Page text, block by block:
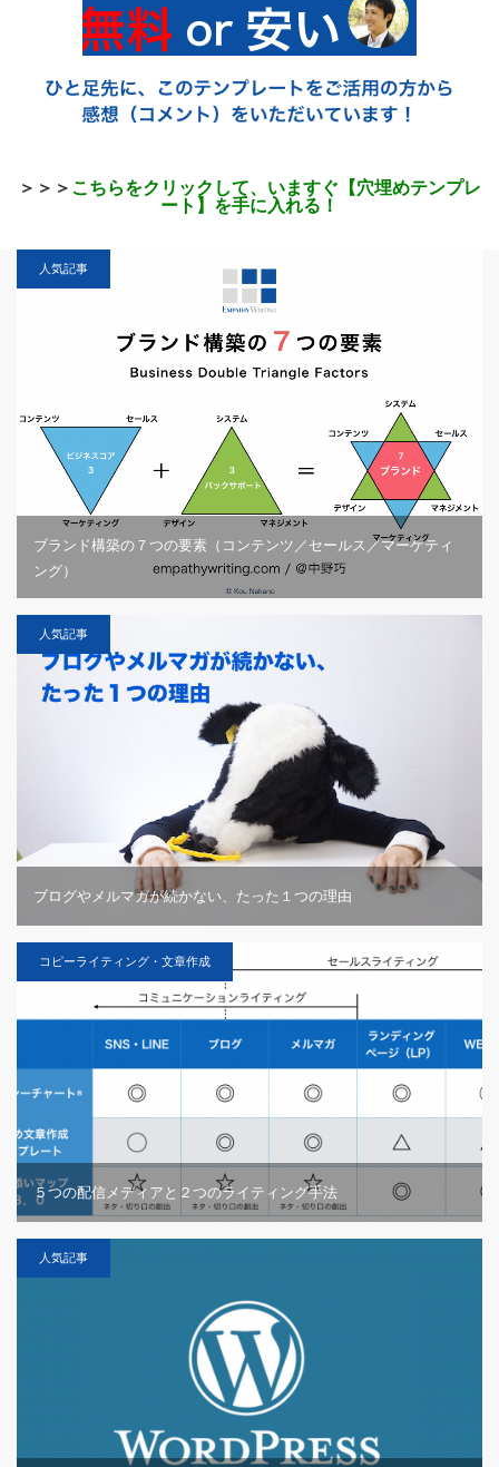
＞＞＞ こちらをクリックして、いますぐ【穴埋めテンプレ
ート】を手に入れる！
人気記事
ブランド構築の７つの要素（コンテンツ／セールス／マーケティ
ング）
人気記事
ブログやメルマガが続かない、たった１つの理由
コピーライティング・文章作成
５つの配信メディアと２つのライティング手法
人気記事